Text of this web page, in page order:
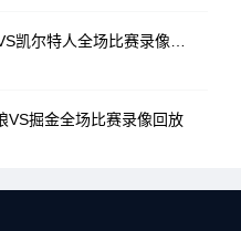
VS掘金全场比赛录像回放